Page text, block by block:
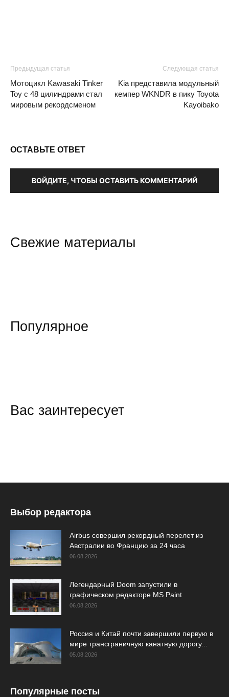
Предыдущая статья
Мотоцикл Kawasaki Tinker
Toy с 48 цилиндрами стал
мировым рекордсменом
Следующая статья
Kia представила модульный
кемпер WKNDR в пику Toyota
Kayoibako
ОСТАВЬТЕ ОТВЕТ
ВОЙДИТЕ, ЧТОБЫ ОСТАВИТЬ КОММЕНТАРИЙ
Свежие материалы
Популярное
Вас заинтересует
Выбор редактора
Airbus совершил рекордный перелет из
Австралии во Францию за 24 часа
06.08.2026
Легендарный Doom запустили в
графическом редакторе MS Paint
06.08.2026
Россия и Китай почти завершили первую в
мире трансграничную канатную дорогу...
05.08.2026
Популярные посты